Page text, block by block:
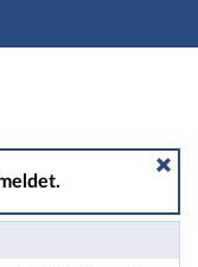
Dynamik und